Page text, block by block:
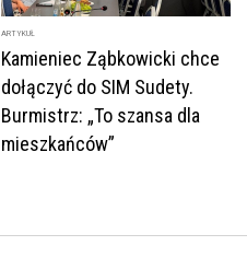
ARTYKUŁ
Kamieniec Ząbkowicki chce
dołączyć do SIM Sudety.
Burmistrz: „To szansa dla
mieszkańców”